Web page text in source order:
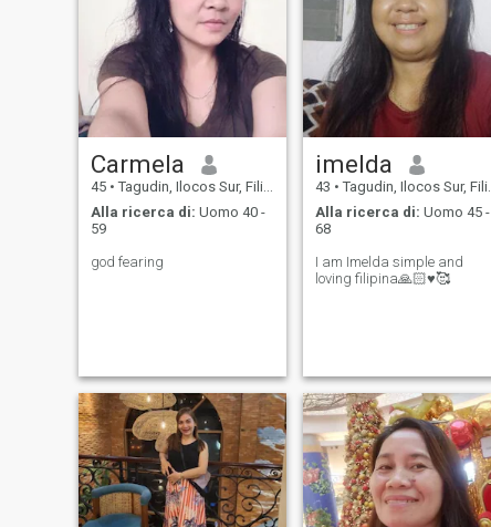
Carmela
45 • Tagudin, Ilocos Sur, Filippine
Alla ricerca di: Uomo 40 -
59
god fearing
imelda
43 • Tagudin, Ilocos Sur, Filippine
Alla ricerca di: Uomo 45 -
68
I am Imelda simple and
loving filipina🙏🏻♥️🥰